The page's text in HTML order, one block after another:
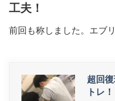
工夫！
前回も称しました。エブリ
超回
トレ！